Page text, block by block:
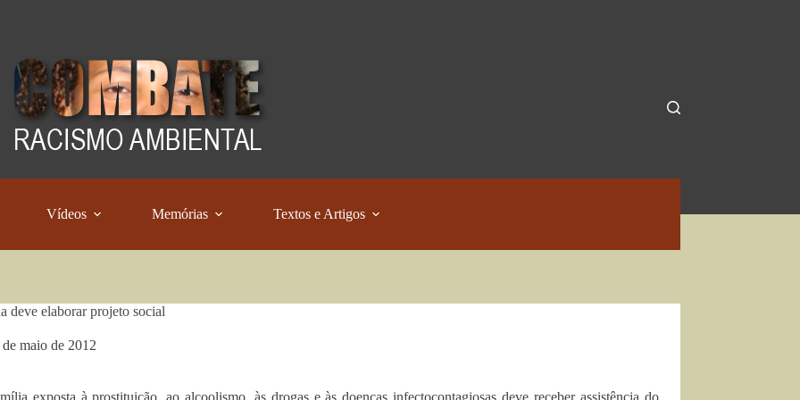
Vídeos Memórias Textos e Artigos
deve elaborar projeto social
de maio de 2012
exposta à prostituição, ao alcoolismo, às drogas e às doenças infectocontagiosas deve receber assistência do